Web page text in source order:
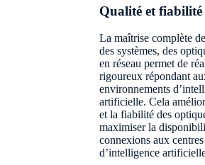
Qualité et fiabilité
La maîtrise complète
des systèmes, des
en réseau permet de
rigoureux répondant
environnements
artificielle. Cela
et la fiabilité des
maximiser la
connexions aux
d’intelligence